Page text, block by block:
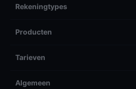
Rekeningtypes
Producten
Tarieven
Algemeen